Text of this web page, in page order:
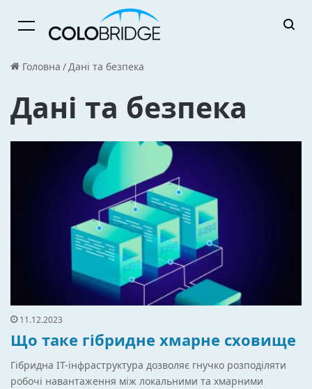
Menu
Головна /Дані та безпека
Дані та безпека
11.12.2023
Що таке гібридне хмарне сховище
Гібридна IT-інфраструктура дозволяє гнучко розподіляти
робочі навантаження між локальними та хмарними